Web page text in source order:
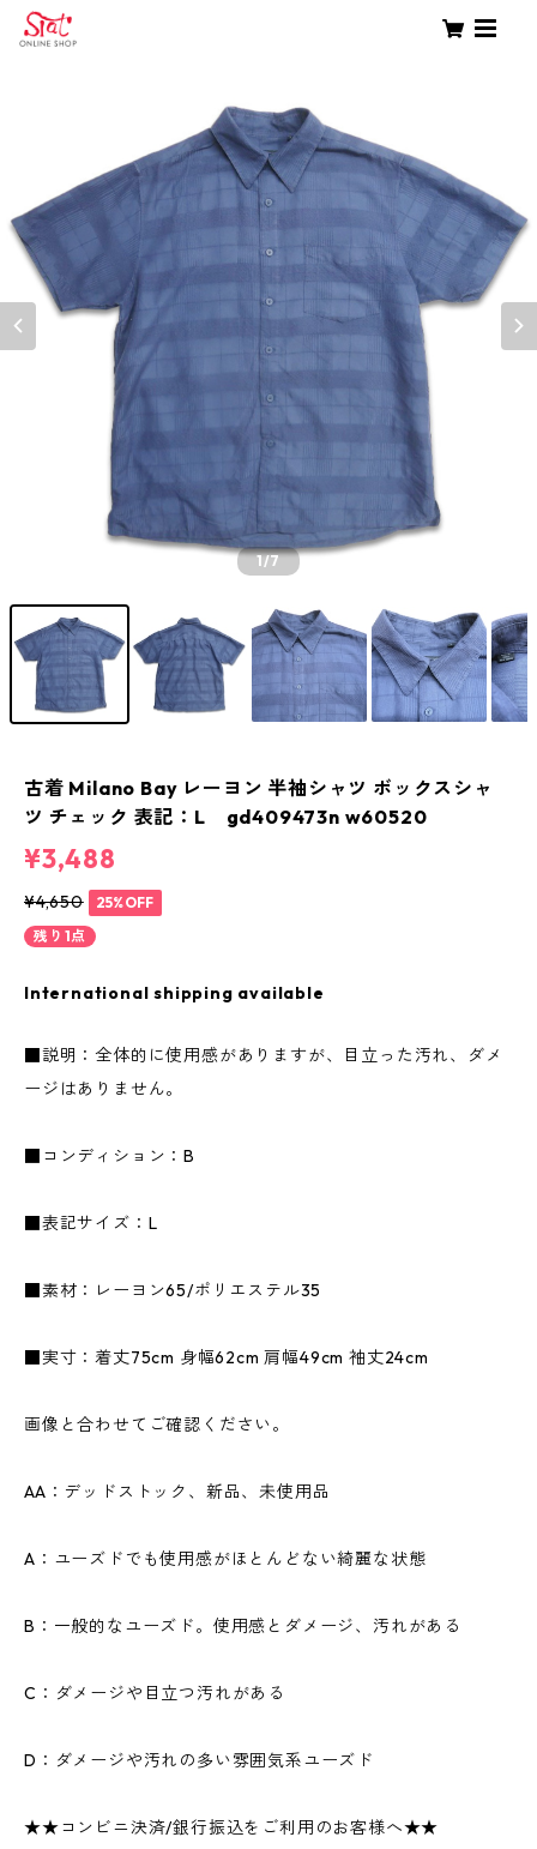
1/7
古着 Milano Bay レーヨン 半袖シャツ ボックスシャ
ツ チェック 表記：L gd409473n w60520
¥3,488
¥4,650
25%OFF
残り1点
International shipping available
■説明：全体的に使用感がありますが、目立った汚れ、ダメ
ージはありません。
■コンディション：B
■表記サイズ：L
■素材：レーヨン65/ポリエステル35
■実寸：着丈75cm 身幅62cm 肩幅49cm 袖丈24cm
画像と合わせてご確認ください。
AA：デッドストック、新品、未使用品
A：ユーズドでも使用感がほとんどない綺麗な状態
B：一般的なユーズド。使用感とダメージ、汚れがある
C：ダメージや目立つ汚れがある
D：ダメージや汚れの多い雰囲気系ユーズド
★★コンビニ決済/銀行振込をご利用のお客様へ★★